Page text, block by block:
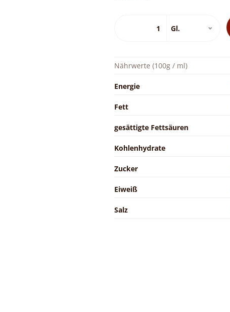
Nährwerte (100g / ml)
Energie
Fett
gesättigte Fettsäuren
Kohlenhydrate
Zucker
Eiweiß
Salz